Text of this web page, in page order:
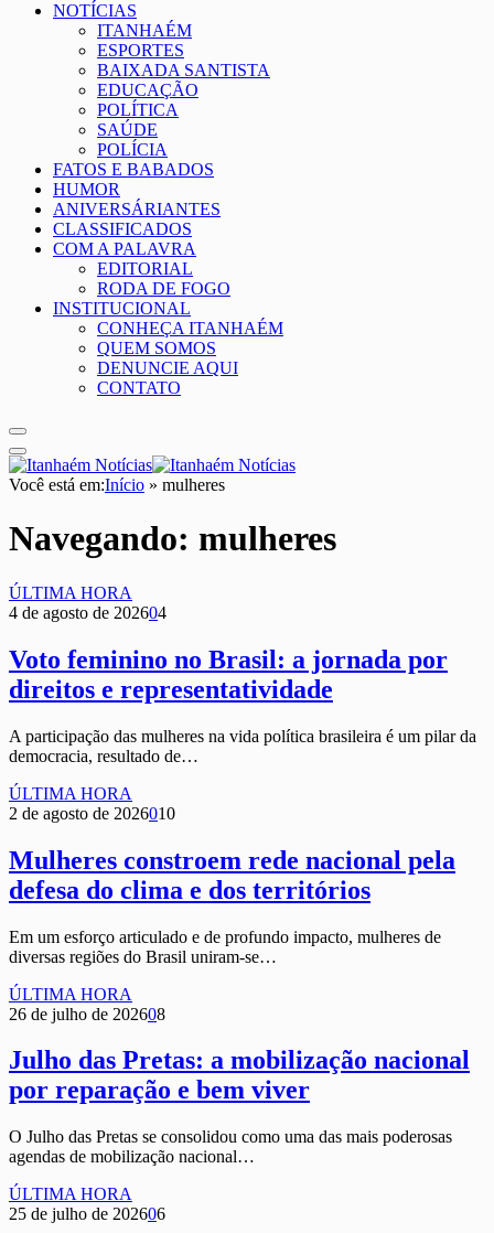
NOTÍCIAS
ITANHAÉM
ESPORTES
BAIXADA SANTISTA
EDUCAÇÃO
POLÍTICA
SAÚDE
POLÍCIA
FATOS E BABADOS
HUMOR
ANIVERSÁRIANTES
CLASSIFICADOS
COM A PALAVRA
EDITORIAL
RODA DE FOGO
INSTITUCIONAL
CONHEÇA ITANHAÉM
QUEM SOMOS
DENUNCIE AQUI
CONTATO
Você está em:Início » mulheres
Navegando: mulheres
ÚLTIMA HORA
4 de agosto de 202604
Voto feminino no Brasil: a jornada por
direitos e representatividade
A participação das mulheres na vida política brasileira é um pilar da
democracia, resultado de…
ÚLTIMA HORA
2 de agosto de 2026010
Mulheres constroem rede nacional pela
defesa do clima e dos territórios
Em um esforço articulado e de profundo impacto, mulheres de
diversas regiões do Brasil uniram-se…
ÚLTIMA HORA
26 de julho de 202608
Julho das Pretas: a mobilização nacional
por reparação e bem viver
O Julho das Pretas se consolidou como uma das mais poderosas
agendas de mobilização nacional…
ÚLTIMA HORA
25 de julho de 202606